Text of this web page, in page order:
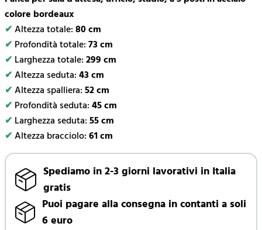
colore bordeaux
✔Altezza totale:80 cm
✔ Profondità totale:73 cm
✔ Larghezza totale:299 cm
✔Altezza seduta:43 cm
✔Altezza spalliera:52 cm
✔ Profondità seduta:45 cm
✔ Larghezza seduta:55 cm
✔Altezza bracciolo:61 cm
Spediamo in 2-3 giorni lavorativi in Italia
gratis
Puoi pagare alla consegna in contanti a soli
6 euro